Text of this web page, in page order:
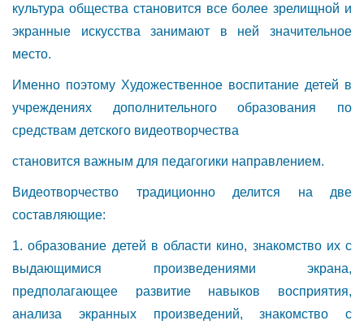
культура общества становится все более зрелищной и
экранные искусства занимают в ней значительное
место.
Именно поэтому Художественное воспитание детей в
учреждениях дополнительного образования по
средствам детского видеотворчества
становится важным для педагогики направлением.
Видеотворчество традиционно делится на две
составляющие:
1. образование детей в области кино, знакомство их с
выдающимися произведениями экрана,
предполагающее развитие навыков восприятия,
анализа экранных произведений, знакомство с